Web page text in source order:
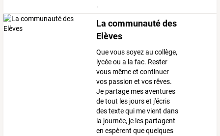
.
La communauté des
Elèves
Que vous soyez au collège,
lycée ou a la fac. Rester
vous même et continuer
vos passion et vos rêves.
Je partage mes aventures
de tout les jours et j'écris
des texte qui me vient dans
la journée, je les partagent
en espèrent que quelques